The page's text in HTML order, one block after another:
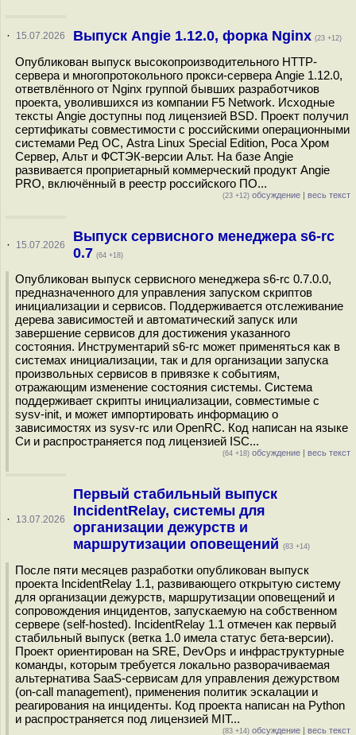
· 15.07.2026 Выпуск Angie 1.12.0, форка Nginx (23 +12)
Опубликован выпуск высокопроизводительного HTTP-
сервера и многопротокольного прокси-сервера Angie 1.12.0,
ответвлённого от Nginx группой бывших разработчиков
проекта, уволившихся из компании F5 Network. Исходные
тексты Angie доступны под лицензией BSD. Проект получил
сертификаты совместимости с российскими операционными
системами Ред ОС, Astra Linux Special Edition, Роса Хром
Сервер, Альт и ФСТЭК-версии Альт. На базе Angie
развивается проприетарный коммерческий продукт Angie
PRO, включённый в реестр российского ПО...
(23 +12) обсуждение | весь текст
· 15.07.2026
Выпуск сервисного менеджера s6-rc
0.7 (64 +18)
Опубликован выпуск сервисного менеджера s6-rc 0.7.0.0,
предназначенного для управления запуском скриптов
инициализации и сервисов. Поддерживается отслеживание
дерева зависимостей и автоматический запуск или
завершение сервисов для достижения указанного
состояния. Инструментарий s6-rc может применяться как в
системах инициализации, так и для организации запуска
произвольных сервисов в привязке к событиям,
отражающим изменение состояния системы. Система
поддерживает скрипты инициализации, совместимые с
sysv-init, и может импортировать информацию о
зависимостях из sysv-rc или OpenRC. Код написан на языке
Си и распространяется под лицензией ISC...
(64 +18) обсуждение | весь текст
· 13.07.2026
Первый стабильный выпуск
IncidentRelay, системы для
организации дежурств и
маршрутизации оповещений (83 +14)
После пяти месяцев разработки опубликован выпуск
проекта IncidentRelay 1.1, развивающего открытую систему
для организации дежурств, маршрутизации оповещений и
сопровождения инцидентов, запускаемую на собственном
сервере (self-hosted). IncidentRelay 1.1 отмечен как первый
стабильный выпуск (ветка 1.0 имела статус бета-версии).
Проект ориентирован на SRE, DevOps и инфраструктурные
команды, которым требуется локально разворачиваемая
альтернатива SaaS-сервисам для управления дежурством
(on-call management), применения политик эскалации и
реагирования на инциденты. Код проекта написан на Python
и распространяется под лицензией MIT...
(83 +14) обсуждение | весь текст